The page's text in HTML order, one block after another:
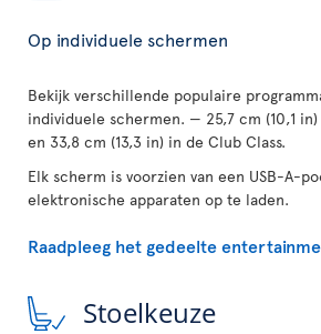
Op individuele schermen
Bekijk verschillende populaire
individuele schermen. — 25,7 cm (10,1
en 33,8 cm (13,3 in) in de Club Class.
Elk scherm is voorzien van een USB-A-
elektronische apparaten op te laden.
Raadpleeg het gedeelte
Stoelkeuze